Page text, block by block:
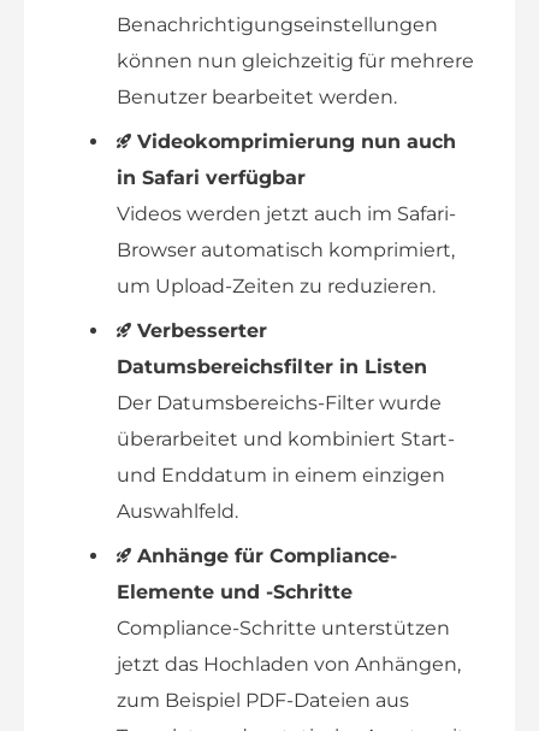
Benachrichtigungseinstellungen
können nun gleichzeitig für mehrere
Benutzer bearbeitet werden.
Videokomprimierung nun auch
in Safari verfügbar
Videos werden jetzt auch im Safari-
Browser automatisch komprimiert,
um Upload-Zeiten zu reduzieren.
Verbesserter
Datumsbereichsfilter in Listen
Der Datumsbereichs-Filter wurde
überarbeitet und kombiniert Start-
und Enddatum in einem einzigen
Auswahlfeld.
Anhänge für Compliance-
Elemente und -Schritte
Compliance-Schritte unterstützen
jetzt das Hochladen von Anhängen,
zum Beispiel PDF-Dateien aus